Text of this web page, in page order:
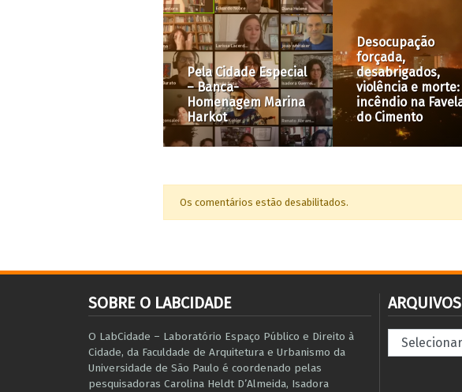
Pela Cidade Especial
– Banca-
Homenagem Marina
Harkot
Desocupação
forçada,
desabrigados,
violência e morte: o
incêndio na Favela
do Cimento
Os comentários estão desabilitados.
SOBRE O LABCIDADE
O LabCidade – Laboratório Espaço Público e Direito à
Cidade, da Faculdade de Arquitetura e Urbanismo da
Universidade de São Paulo é coordenado pelas
pesquisadoras Carolina Heldt D’Almeida, Isadora
ARQUIVOS
Arquivos